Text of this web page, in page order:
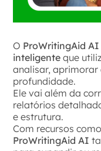
O ProWritingAid AI
inteligente que
analisar,
profundidade.
Ele vai além da
relatórios
e estrutura.
Com recursos
ProWritingAid AI